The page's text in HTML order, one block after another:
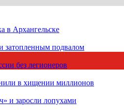
в Архангельске
затопленным подвалом
без легионеров
в хищении миллионов
и заросли лопухами